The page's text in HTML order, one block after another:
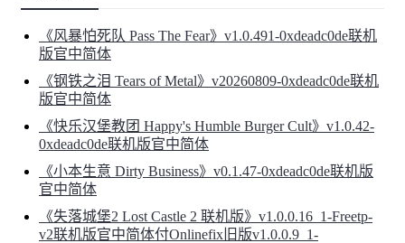
《风暴怕死队 Pass The Fear》v1.0.491-0xdeadc0de联机
版官中简体
《钢铁之泪 Tears of Metal》v20260809-0xdeadc0de联机
版官中简体
《快乐汉堡教团 Happy's Humble Burger Cult》v1.0.42-
0xdeadc0de联机版官中简体
《小本生意 Dirty Business》v0.1.47-0xdeadc0de联机版
官中简体
《失落城堡2 Lost Castle 2 联机版》v1.0.0.16_1-Freetp-
v2联机版官中简体付Onlinefix旧版v1.0.0.9_1-